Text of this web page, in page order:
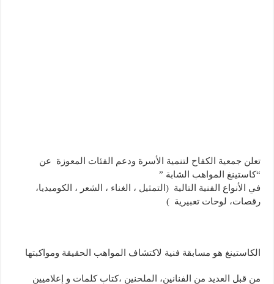
تعلن جمعية الكفاح لتنمية الأسرة ودعم الفئات المعوزة عن
“كاستينغ المواهب الشابة ”
في الأنواع الفنية التالية (التمثيل ، الغناء ، الشعر ، الكوميديا،
رقصات، لوحات تعبيرية )
الكاستينغ هو مسابقة فنية لاكتشاف المواهب الحقيقة ومواكبتها
من قبل العديد من الفنانين، الملحنين ،كتاب كلمات و إعلاميين